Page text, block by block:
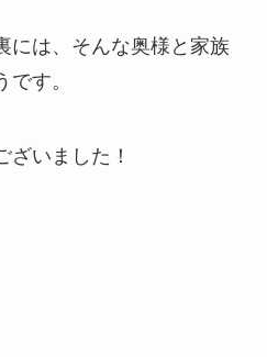
には、そんな奥様と家族
す。
ざいました！